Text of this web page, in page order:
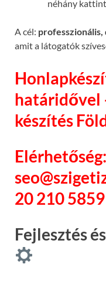
néhány
A cél:
amit a látogatók
határidővel
készítés
Elérhetőség:
20 210 5859
Fejlesztés